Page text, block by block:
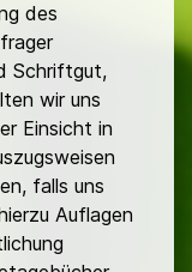
des
Schriftgut,
wir uns
Einsicht in
falls uns
Auflagen